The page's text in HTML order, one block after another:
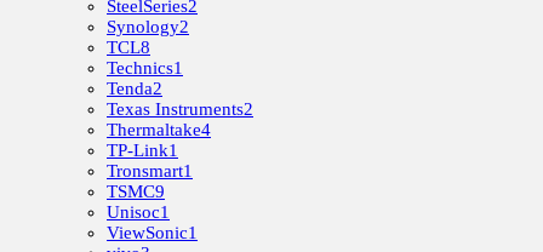
SteelSeries2
Synology2
TCL8
Technics1
Tenda2
Texas Instruments2
Thermaltake4
TP-Link1
Tronsmart1
TSMC9
Unisoc1
ViewSonic1